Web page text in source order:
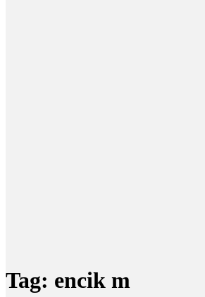
Tag: encik m